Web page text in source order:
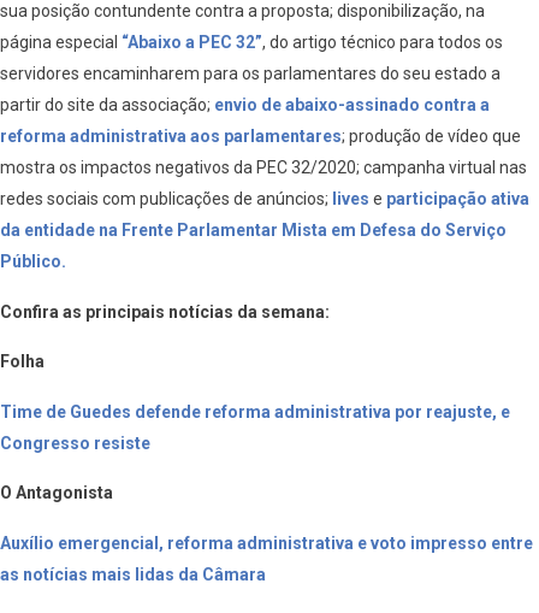
sua posição contundente contra a proposta; disponibilização, na
página especial “Abaixo a PEC 32”, do artigo técnico para todos os
servidores encaminharem para os parlamentares do seu estado a
partir do site da associação; envio de abaixo-assinado contra a
reforma administrativa aos parlamentares; produção de vídeo que
mostra os impactos negativos da PEC 32/2020; campanha virtual nas
redes sociais com publicações de anúncios; lives e participação ativa
da entidade na Frente Parlamentar Mista em Defesa do Serviço
Público.
Confira as principais notícias da semana:
Folha
Time de Guedes defende reforma administrativa por reajuste, e
Congresso resiste
O Antagonista
Auxílio emergencial, reforma administrativa e voto impresso entre
as notícias mais lidas da Câmara